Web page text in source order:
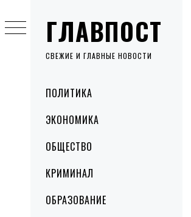
ГЛАВПОСТ
СВЕЖИЕ И ГЛАВНЫЕ НОВОСТИ
MenuПОЛИТИКА
ЭКОНОМИКА
ОБЩЕСТВО
КРИМИНАЛ
ОБРАЗОВАНИЕ
to
content